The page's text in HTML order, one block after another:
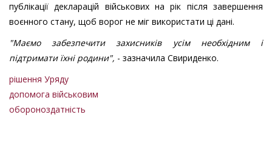
публікації декларацій військових на рік після завершення
воєнного стану, щоб ворог не міг використати ці дані.
"Маємо забезпечити захисників усім необхідним і
підтримати їхні родини", - зазначила Свириденко.
рішення Уряду
допомога військовим
обороноздатність